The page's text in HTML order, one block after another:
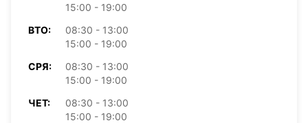
15:00 - 19:00
ВТО:
08:30 - 13:00
15:00 - 19:00
СРЯ:
08:30 - 13:00
15:00 - 19:00
ЧЕТ:
08:30 - 13:00
15:00 - 19:00